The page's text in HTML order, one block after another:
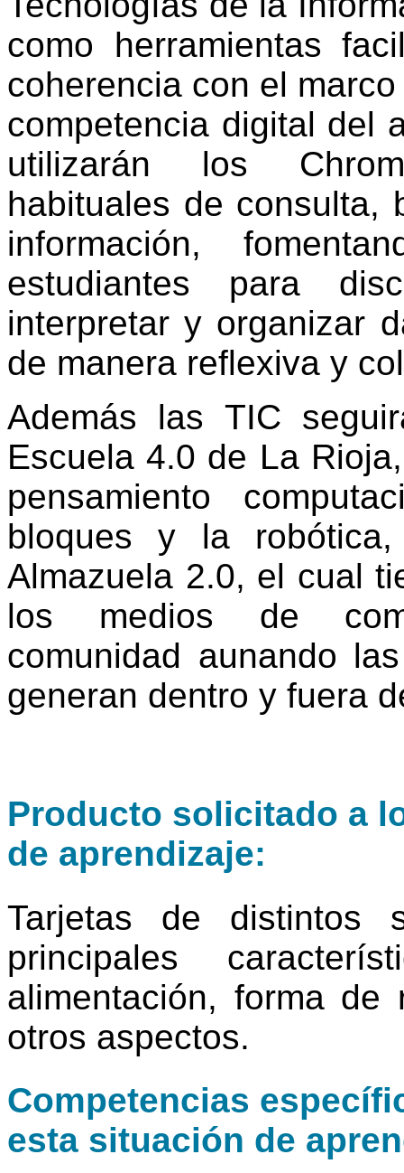
como herramientas
coherencia con el
competencia digital del
utilizarán los
habituales de consulta,
información,
estudiantes para
interpretar y organizar
de manera reflexiva y
Además las TIC
Escuela 4.0 de La
pensamiento
bloques y la
Almazuela 2.0, el cual
los medios de
comunidad aunando
generan dentro y fuera
Producto solicitado a
de aprendizaje:
Tarjetas de distintos
principales
alimentación, forma de
otros aspectos.
Competencias
esta situación de